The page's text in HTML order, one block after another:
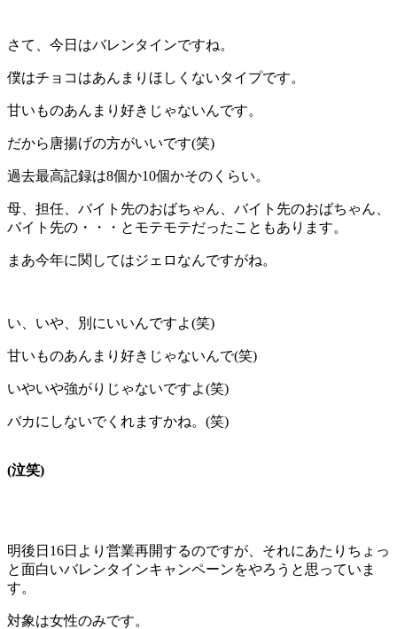
さて、今日はバレンタインですね。
僕はチョコはあんまりほしくないタイプです。
甘いものあんまり好きじゃないんです。
だから唐揚げの方がいいです(笑)
過去最高記録は8個か10個かそのくらい。
母、担任、バイト先のおばちゃん、バイト先のおばちゃん、
バイト先の・・・とモテモテだったこともあります。
まあ今年に関してはジェロなんですがね。
い、いや、別にいいんですよ(笑)
甘いものあんまり好きじゃないんで(笑)
いやいや強がりじゃないですよ(笑)
バカにしないでくれますかね。(笑)
(泣笑)
明後日16日より営業再開するのですが、それにあたりちょっ
と面白いバレンタインキャンペーンをやろうと思っていま
す。
対象は女性のみです。